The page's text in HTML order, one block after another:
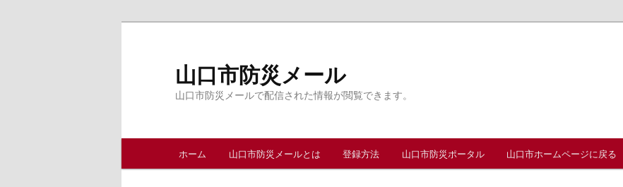
山口市防災メール
山口市防災メールで配信された情報が閲覧できます。
ホーム 山口市防災メールとは 登録方法 山口市防災ポータル 山口市ホームページに戻る